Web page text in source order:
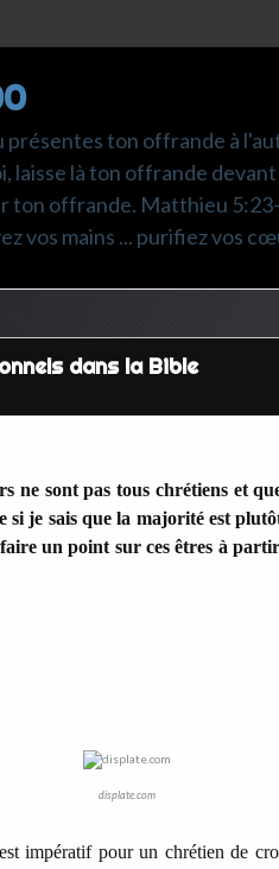
présentes ton offrande à
laisse là ton offrande
ton offrande. Matthieu 5:23-
vos mains ... purifiez vos
dans la Bible
ne sont pas tous chrétiens et
si je sais que la majorité est
un point sur ces êtres à
displate.com
impératif pour un chrétien de